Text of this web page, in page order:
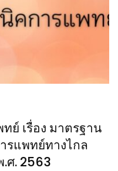
ย์ เรื่อง มาตรฐาน
รแพทย์ทางไกล
ศ. 2563